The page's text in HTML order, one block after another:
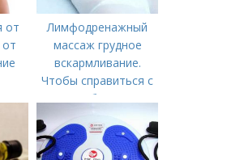
от
Лимфодренажный
массаж грудное
вскармливание.
Чтобы справиться с
нагрубанием,
необходимо
предпринять
следующие действия: